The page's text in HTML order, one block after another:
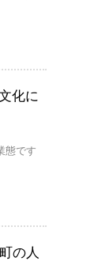
化に
態です
の人